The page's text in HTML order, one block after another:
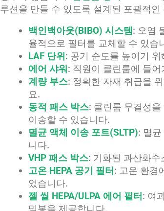
루션을 만들 수 있도록 설계된 포괄적
백인백아웃(BIBO) 시스템 : 오염
율적으로 필터를 교체할 수 있습
LAF 단위 : 공기 순도를 높이기
에어 샤워 : 직원이 클린룸에 들
계량 부스: 정확한 자재 취급을
요.
동적 패스 박스: 클린룸 무결성
이송할 수 있습니다.
멸균 액체 이송 포트(SLTP): 멸
니다.
VHP 패스 박스: 기화된 과산화수
고온 HEPA 공기 필터 : 고온 환경
었습니다.
젤 씰 HEPA/ULPA 에어 필터 : 여